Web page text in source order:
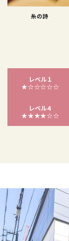
糸の詩
レベル１
★☆☆☆☆☆
レベル４
★★★★☆☆